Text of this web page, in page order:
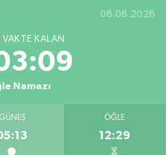
08.08.2026
KALAN
Namazı
GÜNEŞ ÖĞLE
12:29